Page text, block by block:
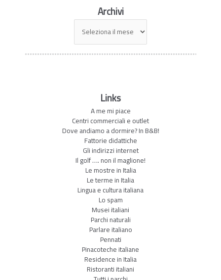
Archivi
Archivi
Links
A me mi piace
Centri commerciali e outlet
Dove andiamo a dormire? In B&B!
Fattorie didattiche
Gli indirizzi internet
Il golf …. non il maglione!
Le mostre in Italia
Le terme in Italia
Lingua e cultura italiana
Lo spam
Musei italiani
Parchi naturali
Parlare italiano
Pennati
Pinacoteche italiane
Residence in Italia
Ristoranti italiani